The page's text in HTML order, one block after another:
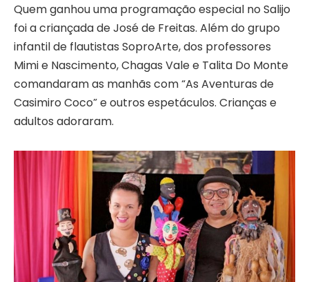
Quem ganhou uma programação especial no Salijo
foi a criançada de José de Freitas. Além do grupo
infantil de flautistas SoproArte, dos professores
Mimi e Nascimento, Chagas Vale e Talita Do Monte
comandaram as manhãs com “As Aventuras de
Casimiro Coco” e outros espetáculos. Crianças e
adultos adoraram.